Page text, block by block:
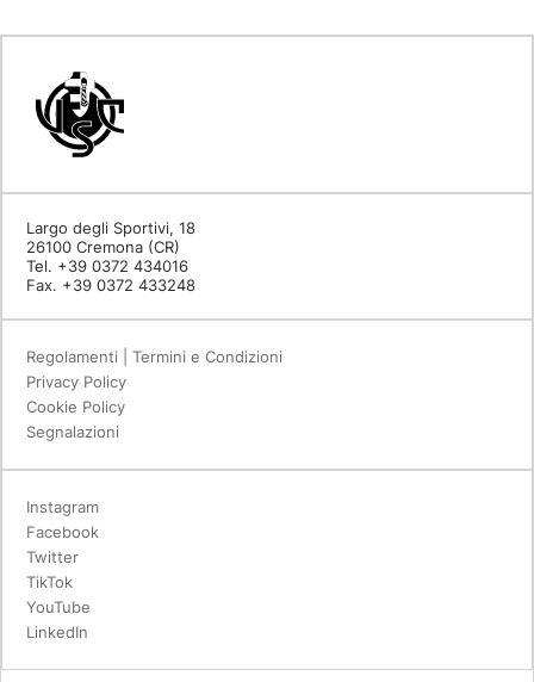
Largo degli Sportivi, 18
26100 Cremona (CR)
Tel. +39 0372 434016
Fax. +39 0372 433248
Regolamenti | Termini e Condizioni
Privacy Policy
Cookie Policy
Segnalazioni
Instagram
Facebook
Twitter
TikTok
YouTube
LinkedIn